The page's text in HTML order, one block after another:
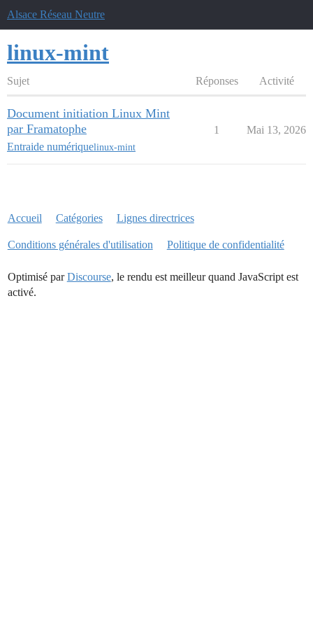
Alsace Réseau Neutre
linux-mint
Sujet Réponses Activité
Document initiation Linux Mint
par Framatophe
Entraide numériquelinux-mint
1 Mai 13, 2026
Accueil Catégories Lignes directrices
Conditions générales d'utilisation Politique de confidentialité
Optimisé parDiscourse, le rendu est meilleur quand JavaScript est
activé.